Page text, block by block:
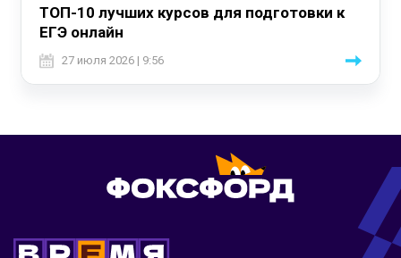
ТОП-10 лучших курсов для подготовки к
ЕГЭ онлайн
27 июля 2026 | 9:56